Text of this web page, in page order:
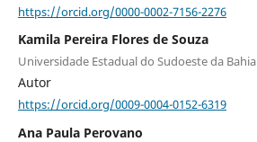
https://orcid.org/0000-0002-7156-2276
Kamila Pereira Flores de Souza
Universidade Estadual do Sudoeste da Bahia
Autor
https://orcid.org/0009-0004-0152-6319
Ana Paula Perovano